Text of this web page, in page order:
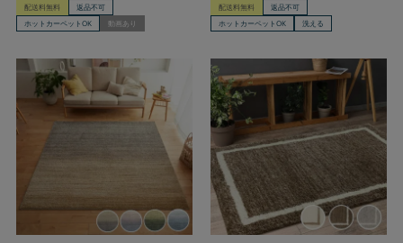
配送料無料
返品不可
ホットカーペットOK
動画あり
配送料無料
返品不可
ホットカーペットOK
洗える